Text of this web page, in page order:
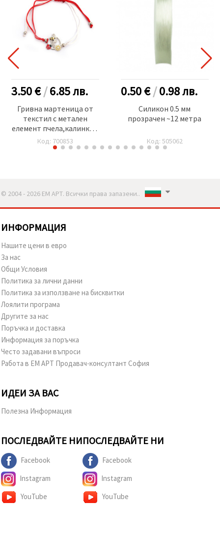
3.50 €/6.85лв.
Гривна мартеница от
текстил с метален
елемент пчела,калинка и
цвете -12 броя
Код: 700853
0.50 €/0.98лв.
Силикон 0.5 мм
прозрачен ~12 метра
Код: 505062
© 2004 - 2026 ЕМ АРТ. Всички права запазени..
ИНФОРМАЦИЯ
Нашите цени в евро
За нас
Общи Условия
Политика за лични данни
Политика за използване на бисквитки
Лоялити програма
Другите за нас
Поръчка и доставка
Информация за поръчка
Често задавани въпроси
Работа в ЕМ АРТ Продавач-консултант София
ИДЕИ ЗА ВАС
Полезна Информация
ПОСЛЕДВАЙТЕ НИ
Facebook
Instagram
YouTube
ПОСЛЕДВАЙТЕ НИ
Facebook
Instagram
YouTube